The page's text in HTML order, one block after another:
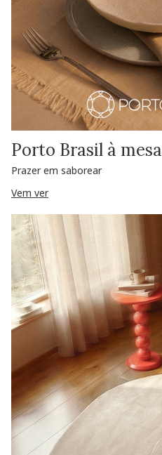
Porto Brasil à mesa
Prazer em saborear
Vem ver